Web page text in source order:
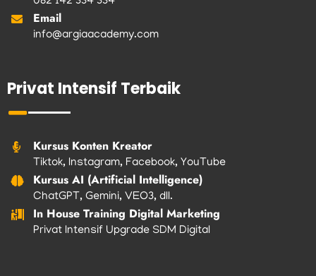
Email
info@argiaacademy.com
Privat Intensif Terbaik
Kursus Konten Kreator
Tiktok, Instagram, Facebook, YouTube
Kursus AI (Artificial Intelligence)
ChatGPT, Gemini, VEO3, dll.
In House Training Digital Marketing
Privat Intensif Upgrade SDM Digital